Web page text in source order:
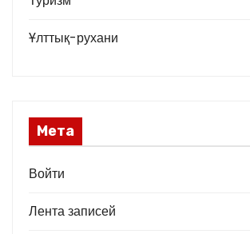
Ұлттық-рухани
Мета
Войти
Лента записей